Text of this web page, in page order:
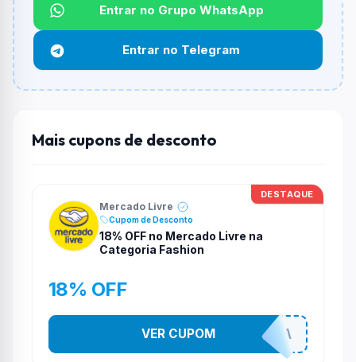
Não informado ou sem limite.
Funciona em qualquer produto?
Não necessariamente. Depende de itens participantes
e alguns vendedores ou produtos especificos podem
Entrar no Grupo WhatsApp
Entrar no Telegram
Mais cupons de desconto
DESTAQUE
Mercado Livre
Cupom de Desconto
18% OFF no Mercado Livre na
Categoria Fashion
18% OFF
SEMPREMODA
VER CUPOM